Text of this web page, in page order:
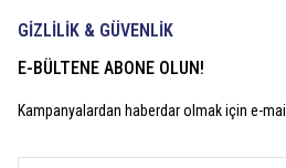
GİZLİLİK & GÜVENLİK
E-BÜLTENE ABONE OLUN!
Kampanyalardan haberdar olmak için e-